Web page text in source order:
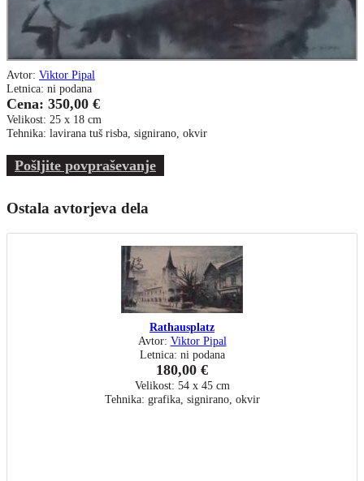
Avtor: Viktor Pipal
Letnica: ni podana
Cena: 350,00 €
Velikost: 25 x 18 cm
Tehnika: lavirana tuš risba, signirano, okvir
Pošljite povpraševanje
Ostala avtorjeva dela
Rathausplatz
Avtor: Viktor Pipal
Letnica: ni podana
180,00 €
Velikost: 54 x 45 cm
Tehnika: grafika, signirano, okvir